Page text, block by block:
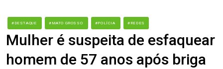
#DESTAQUE #MATO GROSSO #POLÍCIA #REDES
Mulher é suspeita de esfaquear
homem de 57 anos após briga